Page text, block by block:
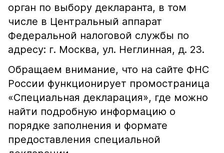
орган по выбору декларанта, в том
числе в Центральный аппарат
Федеральной налоговой службы по
адресу: г. Москва, ул. Неглинная, д. 23.
Обращаем внимание, что на сайте ФНС
России функционирует промостраница
«Специальная декларация», где можно
найти подробную информацию о
порядке заполнения и формате
предоставления специальной